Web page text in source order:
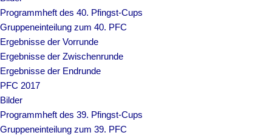
Programmheft des 40. Pfingst-Cups
Gruppeneinteilung zum 40. PFC
Ergebnisse der Vorrunde
Ergebnisse der Zwischenrunde
Ergebnisse der Endrunde
PFC 2017
Bilder
Programmheft des 39. Pfingst-Cups
Gruppeneinteilung zum 39. PFC